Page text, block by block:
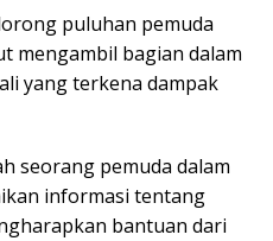
puluhan pemuda
mengambil bagian dalam
yang terkena dampak
seorang pemuda dalam
informasi tentang
bantuan dari